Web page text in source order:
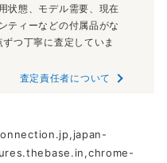
状態、モデル需要、現在
ティーなどの付属品がな
つ丁寧に査定していま
査定責任者について